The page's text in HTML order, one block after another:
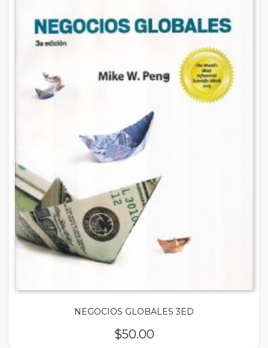
NEGOCIOS GLOBALES 3ED
$50.00